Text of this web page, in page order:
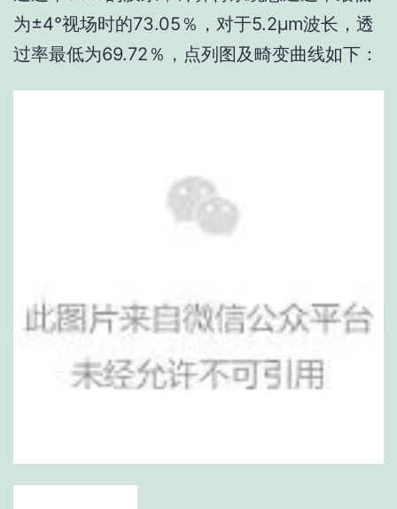
为±4°视场时的73.05％，对于5.2μm波长，透
过率最低为69.72％，点列图及畸变曲线如下：